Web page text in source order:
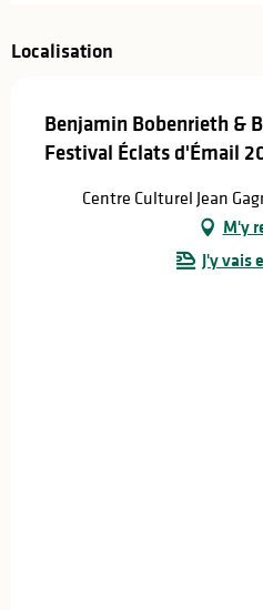
Localisation
Benjamin Bobenrieth &
Festival Éclats d'Émail
Centre Culturel Jean
M'y
J'y vais